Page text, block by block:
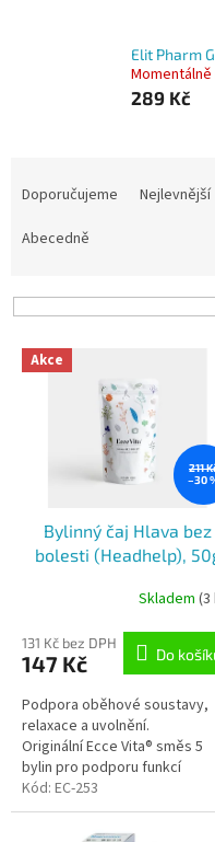
Elit Pharm
289 Kč
p
Doporučujeme Nejlevnější
Abecedně
V Akce
211
–30
Bylinný čaj Hlava bez
bolesti (Headhelp),
Skladem (3
131 Kč bez DPH
147 Kč Do
Podpora oběhové soustavy,
relaxace a uvolnění.
Originální Ecce Vita® směs 5
bylin pro podporu funkcí
oběhové soustavy, odolnosti,
střevního traktu a dýchacího
systém. Pozitivně...
Kód: EC-253